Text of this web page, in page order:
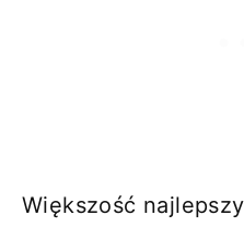
Większość